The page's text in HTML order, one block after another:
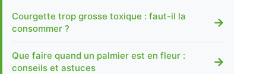
Courgette trop grosse toxique : faut-il la
consommer ?
→
Que faire quand un palmier est en fleur :
conseils et astuces
→